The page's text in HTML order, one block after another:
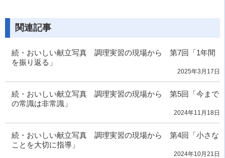
関連記事
続・おいしい献立写真 調理実習の現場から 第7回「1年間
を振り返る」
2025年3月17日
続・おいしい献立写真 調理実習の現場から 第5回「今まで
の常識は非常識」
2024年11月18日
続・おいしい献立写真 調理実習の現場から 第4回「小さな
ことを大切に指導」
2024年10月21日